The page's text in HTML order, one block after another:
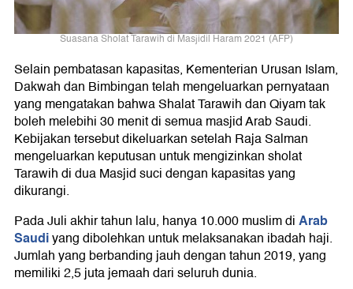
Suasana Sholat Tarawih di Masjidil Haram 2021 (AFP)
Selain pembatasan kapasitas, Kementerian Urusan Islam,
Dakwah dan Bimbingan telah mengeluarkan pernyataan
yang mengatakan bahwa Shalat Tarawih dan Qiyam tak
boleh melebihi 30 menit di semua masjid Arab Saudi.
Kebijakan tersebut dikeluarkan setelah Raja Salman
mengeluarkan keputusan untuk mengizinkan sholat
Tarawih di dua Masjid suci dengan kapasitas yang
dikurangi.
Pada Juli akhir tahun lalu, hanya 10.000 muslim diArab
Saudiyang dibolehkan untuk melaksanakan ibadah haji.
Jumlah yang berbanding jauh dengan tahun 2019, yang
memiliki 2,5 juta jemaah dari seluruh dunia.